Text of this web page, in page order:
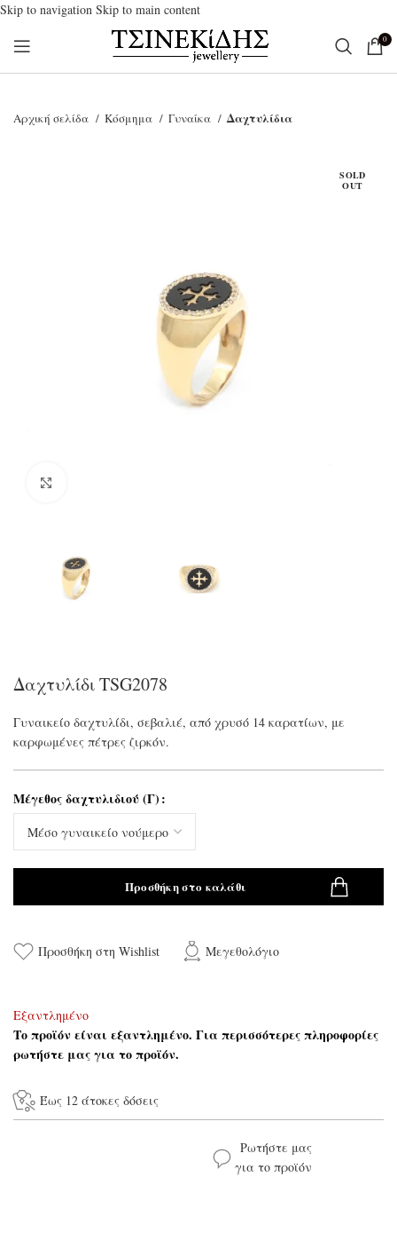
Skip to navigation Skip to main content
0
Αρχική σελίδα Κόσμημα Γυναίκα Δαχτυλίδια
SOLD
OUT
Δαχτυλίδι TSG2078
Γυναικείο δαχτυλίδι, σεβαλιέ, από χρυσό 14 καρατίων, με
καρφωμένες πέτρες ζιρκόν.
Μέγεθος δαχτυλιδιού (Γ)
Προσθήκη στο καλάθι
Προσθήκη στη Wishlist Μεγεθολόγιο
Εξαντλημένο
Το προϊόν είναι εξαντλημένο. Για περισσότερες πληροφορίες
ρωτήστε μας για το προϊόν.
Έως 12 άτοκες δόσεις
Ρωτήστε μας
για το προϊόν